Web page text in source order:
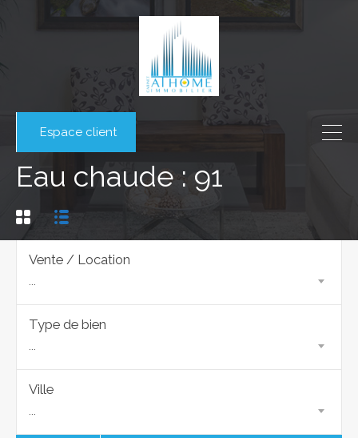
Espace client
Eau chaude : 91
Vente / Location
...
Type de bien
...
Ville
...